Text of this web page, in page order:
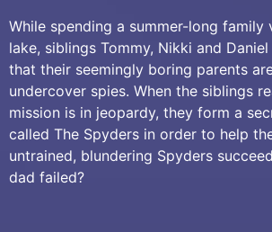
While spending a summer-long family
lake, siblings Tommy, Nikki and
that their seemingly boring parents
undercover spies. When the siblings
mission is in jeopardy, they form a
called The Spyders in order to help
untrained, blundering Spyders
dad failed?